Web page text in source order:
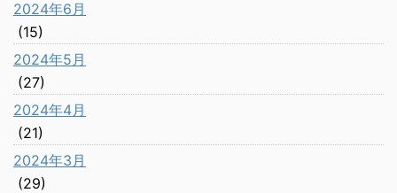
2024年6月
(15)
2024年5月
(27)
2024年4月
(21)
2024年3月
(29)